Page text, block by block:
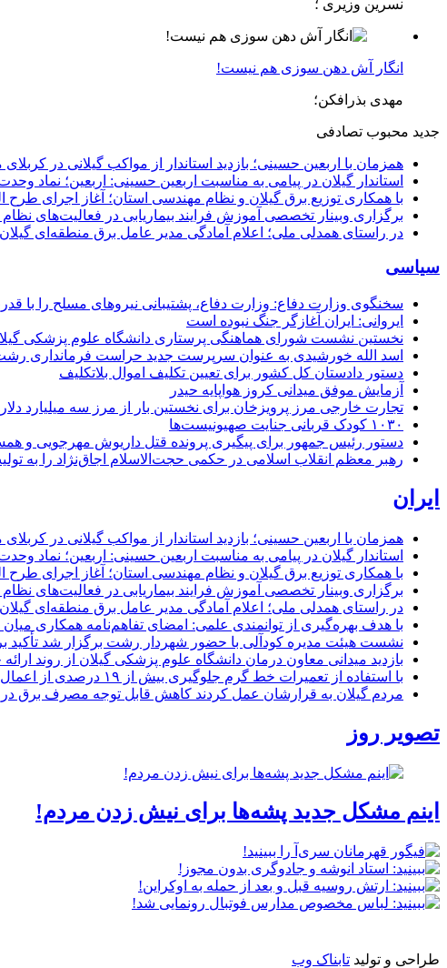
نسرین وزیری ؛
انگار آش دهن سوزی هم نیست!
مهدی بذرافکن؛
جدید محبوب تصادفی
همزمان با اربعین حسینی؛ بازدید استاندار از مواکب گیلانی در
استاندار گیلان در پیامی به مناسبت اربعین حسینی: اربعین؛ نماد
با همکاری توزیع برق گیلان و نظام مهندسی استان؛ آغاز اجرای
برگزاری وبینار تخصصی آموزش فرایند بیماریابی در فعالیت‌های
در راستای همدلی ملی؛ اعلام آمادگی مدیر عامل برق منطقه‌ای
سیاسی
سخنگوی وزارت دفاع: وزارت دفاع، پشتیبانی نیرو‌های مسلح را با
ایروانی: ایران آغازگر جنگ نبوده است
نخستین نشست شورای هماهنگی پرستاری دانشگاه علوم پزشکی
اسد الله خورشیدی به عنوان سرپرست جدید حراست فرمانداری
دستور دادستان کل کشور برای تعیین تکلیف اموال بلاتکلیف
آزمایش موفق میدانی کروز هواپایه حیدر
تجارت خارجی مرز پرویزخان برای نخستین بار از مرز سه میلیارد
۱۰۳۰ کودک قربانی جنایت صهیونیست‌ها
دستور رئیس جمهور برای پیگیری پرونده قتل داریوش مهرجویی و
رهبر معظم انقلاب اسلامی در حکمی حجت‌الاسلام اجاق‌نژاد را
ایران
همزمان با اربعین حسینی؛ بازدید استاندار از مواکب گیلانی در
استاندار گیلان در پیامی به مناسبت اربعین حسینی: اربعین؛ نماد
با همکاری توزیع برق گیلان و نظام مهندسی استان؛ آغاز اجرای
برگزاری وبینار تخصصی آموزش فرایند بیماریابی در فعالیت‌های
در راستای همدلی ملی؛ اعلام آمادگی مدیر عامل برق منطقه‌ای
با هدف بهره‌گیری از توانمندی علمی: امضای تفاهم‌نامه همكاری
نشست هیئت مدیره کودآلی با حضور شهردار رشت برگزار شد تأکید بر
بازدید میدانی معاون درمان دانشگاه علوم پزشکی گیلان از روند
با استفاده از تعمیرات خط گرم جلوگیری بیش از ۱۹ درصدی از اعمال خاموشی برای مشتركان
مردم گیلان به قرارشان عمل کردند كاهش قابل توجه مصرف برق در استان با پویش
تصویر روز
اینم مشکل جدید پشه‌ها برای نیش زدن مردم!
طراحی و تولید تابناک وب